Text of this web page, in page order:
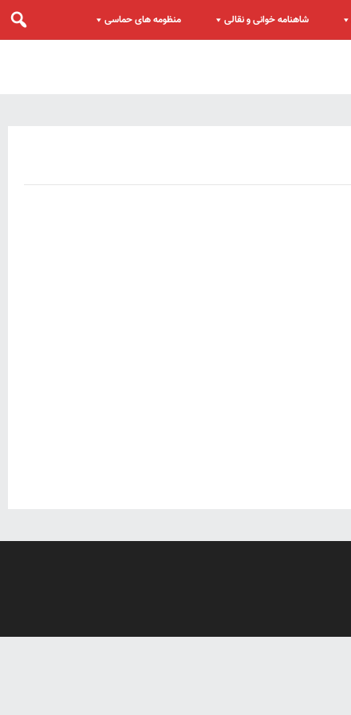
شاهنامه خوانی و نقالی منظومه های حماسی